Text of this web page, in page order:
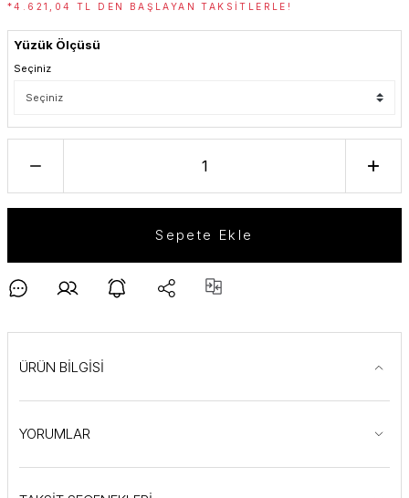
*4.621,04 TL DEN BAŞLAYAN TAKSITLERLE!
Yüzük Ölçüsü
Seçiniz
Sepete Ekle
ÜRÜN BİLGİSİ
YORUMLAR